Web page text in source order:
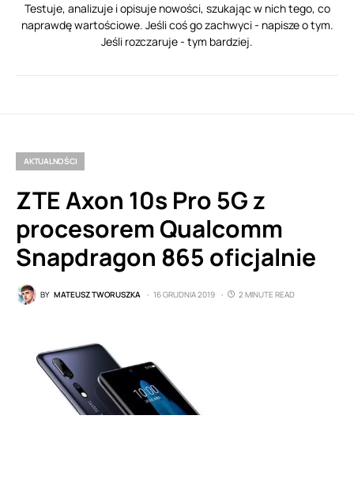
Testuje, analizuje i opisuje nowości, szukając w nich tego, co
naprawdę wartościowe. Jeśli coś go zachwyci - napisze o tym.
Jeśli rozczaruje - tym bardziej.
AKTUALNOŚCI
ZTE Axon 10s Pro 5G z
procesorem Qualcomm
Snapdragon 865 oficjalnie
BY MATEUSZ TWORUSZKA 16 GRUDNIA 2019 2 MINUTE READ